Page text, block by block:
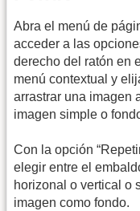
Abra el menú de
acceder a las
derecho del ratón en
menú contextual y
arrastrar una imagen
imagen simple o
Con la opción
elegir entre el
horizonal o vertical o
imagen como fondo.